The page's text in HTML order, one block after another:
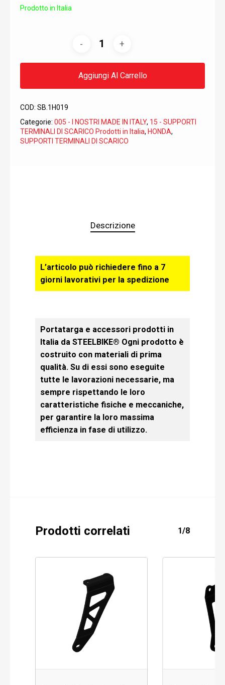
Prodotto in Italia
Aggiungi Al Carrello
COD: SB.1H019
Categorie: 005 - I NOSTRI MADE IN ITALY, 15 - SUPPORTI
TERMINALI DI SCARICO Prodotti in Italia, HONDA,
SUPPORTI TERMINALI DI SCARICO
Descrizione
L’articolo può richiedere fino a 7
giorni lavorativi per la spedizione
Portatarga e accessori prodotti in
Italia da STEELBIKE® Ogni prodotto è
costruito con materiali di prima
qualità. Su di essi sono eseguite
tutte le lavorazioni necessarie, ma
sempre rispettando le loro
caratteristiche fisiche e meccaniche,
per garantire la loro massima
efficienza in fase di utilizzo.
Prodotti correlati 1/8